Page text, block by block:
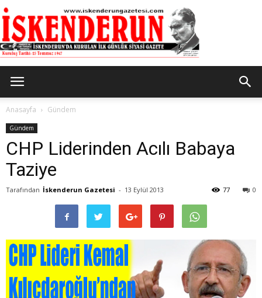
Gazetesi
Anasayfa Gündem
Gündem
CHP Liderinden Acılı Babaya
Taziye
Tarafından İskenderun Gazetesi - 13 Eylül 2013 0
77